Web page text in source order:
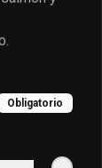
Obligatorio